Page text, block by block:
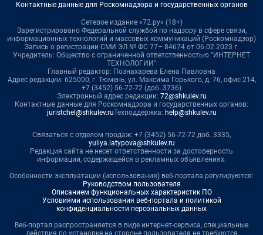
Контактные данные для Роскомнадзора и государственных органов
Сетевое издание «72.ру» (18+)
Зарегистрировано Федеральной службой по надзору в сфере связи,
информационных технологий и массовых коммуникаций (Роскомнадзор)
Запись о регистрации СМИ ЭЛ № ФС 77– 84674 от 06.02.2023 г.
Учредитель: Общество с ограниченной ответственностью "ИНТЕРНЕТ
ТЕХНОЛОГИИ"
Главный редактор: Познахарева Елена Павловна
Адрес редакции: 625000, г. Тюмень, ул. Максима Горького, д. 76, офис 214,
+7 (3452) 56-72-72 (доб. 3736)
Электронный адрес редакции: 72@shkulev.ru
Контактные данные для Роскомнадзора и государственных органов:
juristchel@shkulev.ruТехподдержка: help@shkulev.ru
Связаться с отделом продаж: +7 (3452) 56-72-72 доб. 3335,
yuliya.latypova@shkulev.ru
Редакция сайта не несет ответственности за достоверность
информации, содержащейся в рекламных объявлениях.
Особенности эксплуатации (использования) веб-портала регулируются:
Руководством пользователя
Описанием функциональных характеристик ПО
Условиями использования веб-портала и политикой
конфиденциальности персональных данных
Веб-портал распространяется в виде интернет-сервиса, специальные